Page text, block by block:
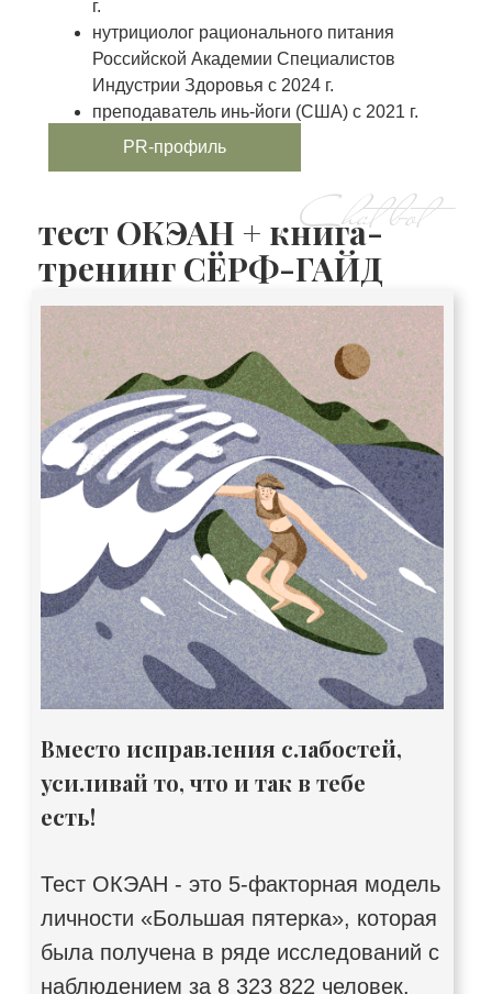
г.
нутрициолог рационального питания
Российской Академии Специалистов
Индустрии Здоровья с 2024 г.
преподаватель инь-йоги (США) с 2021 г.
PR-профиль
тест ОКЭАН + книга-
тренинг СЁРФ-ГАЙД
Вместо исправления слабостей,
усиливай то, что и так в тебе
есть!
Тест ОКЭАН - это 5-факторная модель
личности «Большая пятерка», которая
была получена в ряде исследований с
наблюдением за 8 323 822 человек.